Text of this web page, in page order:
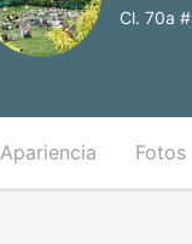
Cl. 70a
Apariencia Fotos